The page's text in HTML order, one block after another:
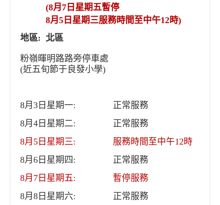
(8月7日星期五暫停
8月5日星期三服務時間至中午12時)
地區: 北區
粉嶺暉明路路旁停車處
(近五旬節于良發小學)
8月3日星期一:
正常服務
8月4日星期二:
正常服務
8月5日星期三:
服務時間至中午12時
8月6日星期四:
正常服務
8月7日星期五:
暫停服務
8月8日星期六:
正常服務